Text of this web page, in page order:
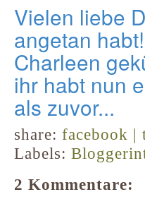
Vielen liebe
angetan
Charleen
ihr habt nun
als zuvor...
share: facebook |
Labels:
2 Kommentare: